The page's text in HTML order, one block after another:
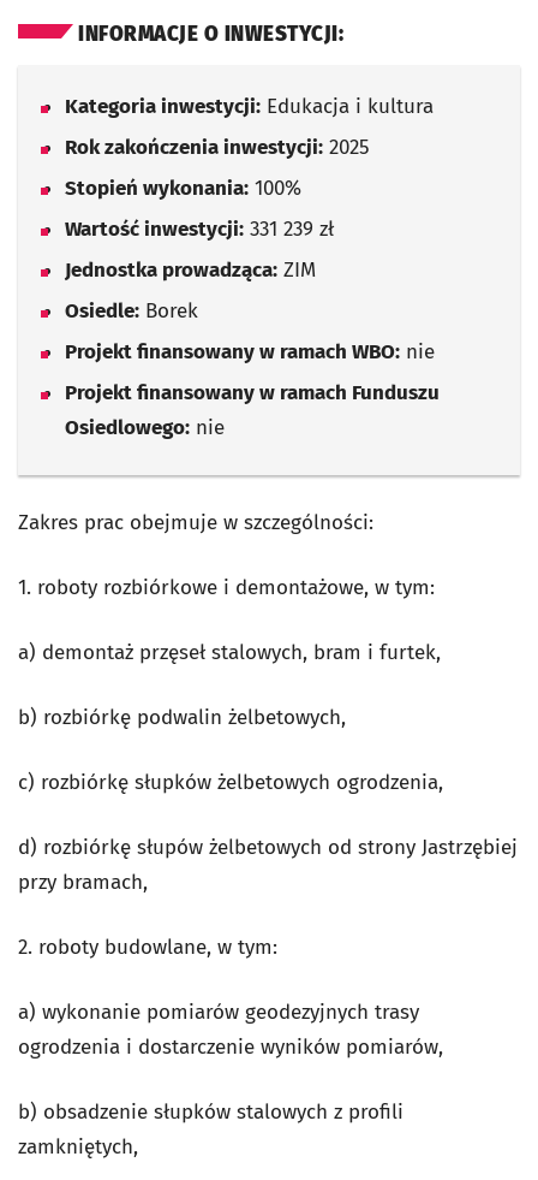
INFORMACJE O INWESTYCJI:
Kategoria inwestycji: Edukacja i kultura
Rok zakończenia inwestycji: 2025
Stopień wykonania: 100%
Wartość inwestycji: 331 239 zł
Jednostka prowadząca: ZIM
Osiedle: Borek
Projekt finansowany w ramach WBO: nie
Projekt finansowany w ramach Funduszu
Osiedlowego: nie
Zakres prac obejmuje w szczególności:
1. roboty rozbiórkowe i demontażowe, w tym:
a) demontaż przęseł stalowych, bram i furtek,
b) rozbiórkę podwalin żelbetowych,
c) rozbiórkę słupków żelbetowych ogrodzenia,
d) rozbiórkę słupów żelbetowych od strony Jastrzębiej
przy bramach,
2. roboty budowlane, w tym:
a) wykonanie pomiarów geodezyjnych trasy
ogrodzenia i dostarczenie wyników pomiarów,
b) obsadzenie słupków stalowych z profili
zamkniętych,